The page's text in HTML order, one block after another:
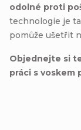
odolné proti
technologie je
pomůže ušetřit
Objednejte si
práci s voskem